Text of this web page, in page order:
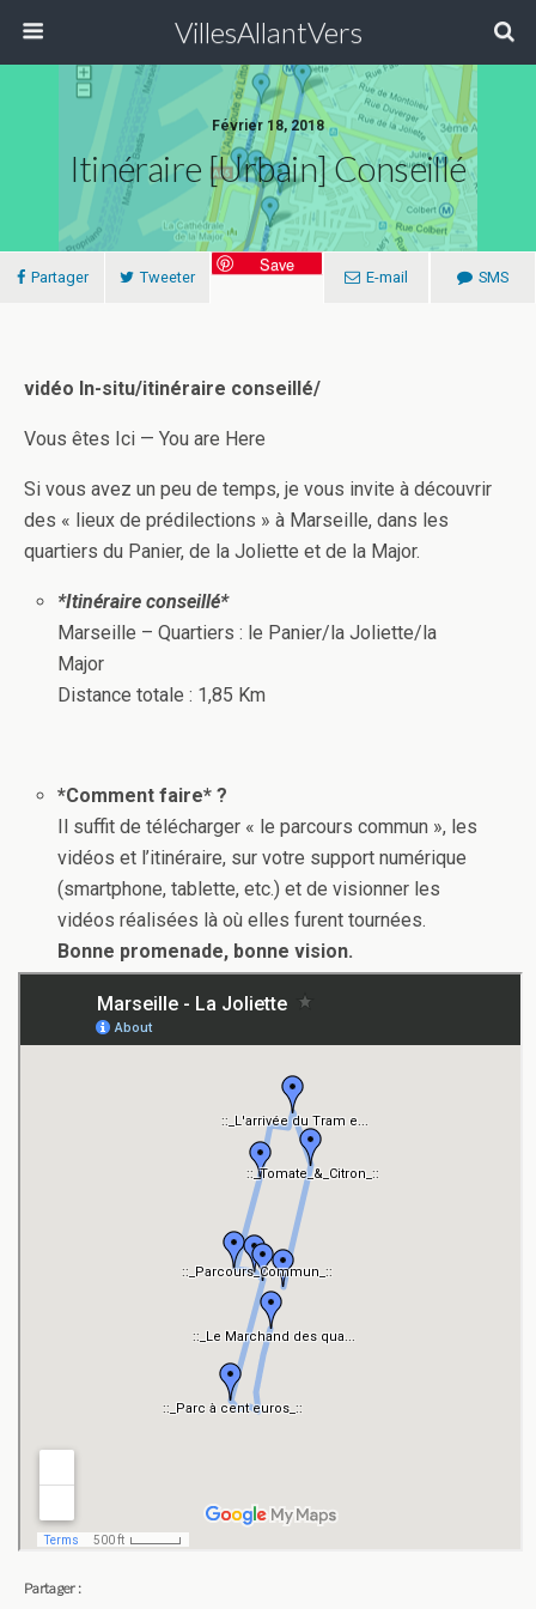
VillesAllantVers
Février 18, 2018
Itinéraire [urbain] Conseillé
Partager Tweeter
Save
E-mail SMS
vidéo In-situ/itinéraire conseillé/
Vous êtes Ici — You are Here
Si vous avez un peu de temps, je vous invite à découvrir
des « lieux de prédilections » à Marseille, dans les
quartiers du Panier, de la Joliette et de la Major.
*Itinéraire conseillé*
Marseille – Quartiers : le Panier/la Joliette/la
Major
Distance totale : 1,85 Km
*Comment faire* ?
Il suffit de télécharger « le parcours commun », les
vidéos et l’itinéraire, sur votre support numérique
(smartphone, tablette, etc.) et de visionner les
vidéos réalisées là où elles furent tournées.
Bonne promenade, bonne vision.
Partager :